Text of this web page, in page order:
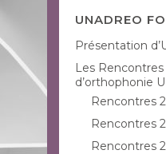
UNADREO
Présentation
Les
d’orthophonie
Rencontres
Rencontres
Rencontres